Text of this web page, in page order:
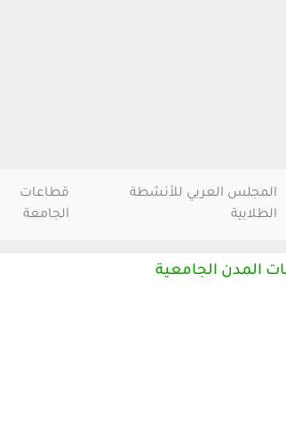
المجلس العربي للأنشطة
الطلابية
قطاعات
الجامعة
المدن الجامعية